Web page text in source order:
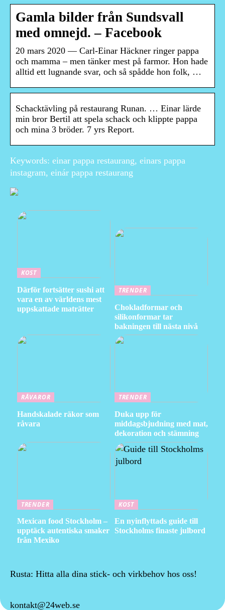
Gamla bilder från Sundsvall
med omnejd. – Facebook
20 mars 2020 — Carl-Einar Häckner ringer pappa
och mamma – men tänker mest på farmor. Hon hade
alltid ett lugnande svar, och så spådde hon folk, …
Schacktävling på restaurang Runan. … Einar lärde
min bror Bertil att spela schack och klippte pappa
och mina 3 bröder. 7 yrs Report.
Keywords: einar pappa restaurang, einars pappa
instagram, einár pappa restaurang
KOST
Därför fortsätter sushi att
vara en av världens mest
uppskattade maträtter
TRENDER
Chokladformar och
silikonformar tar
bakningen till nästa nivå
RÅVAROR
Handskalade räkor som
råvara
TRENDER
Duka upp för
middagsbjudning med mat,
dekoration och stämning
TRENDER
Mexican food Stockholm –
upptäck autentiska smaker
från Mexiko
KOST
En nyinflyttads guide till
Stockholms finaste julbord
Rusta: Hitta alla dina stick- och virkbehov hos oss!
kontakt@24web.se